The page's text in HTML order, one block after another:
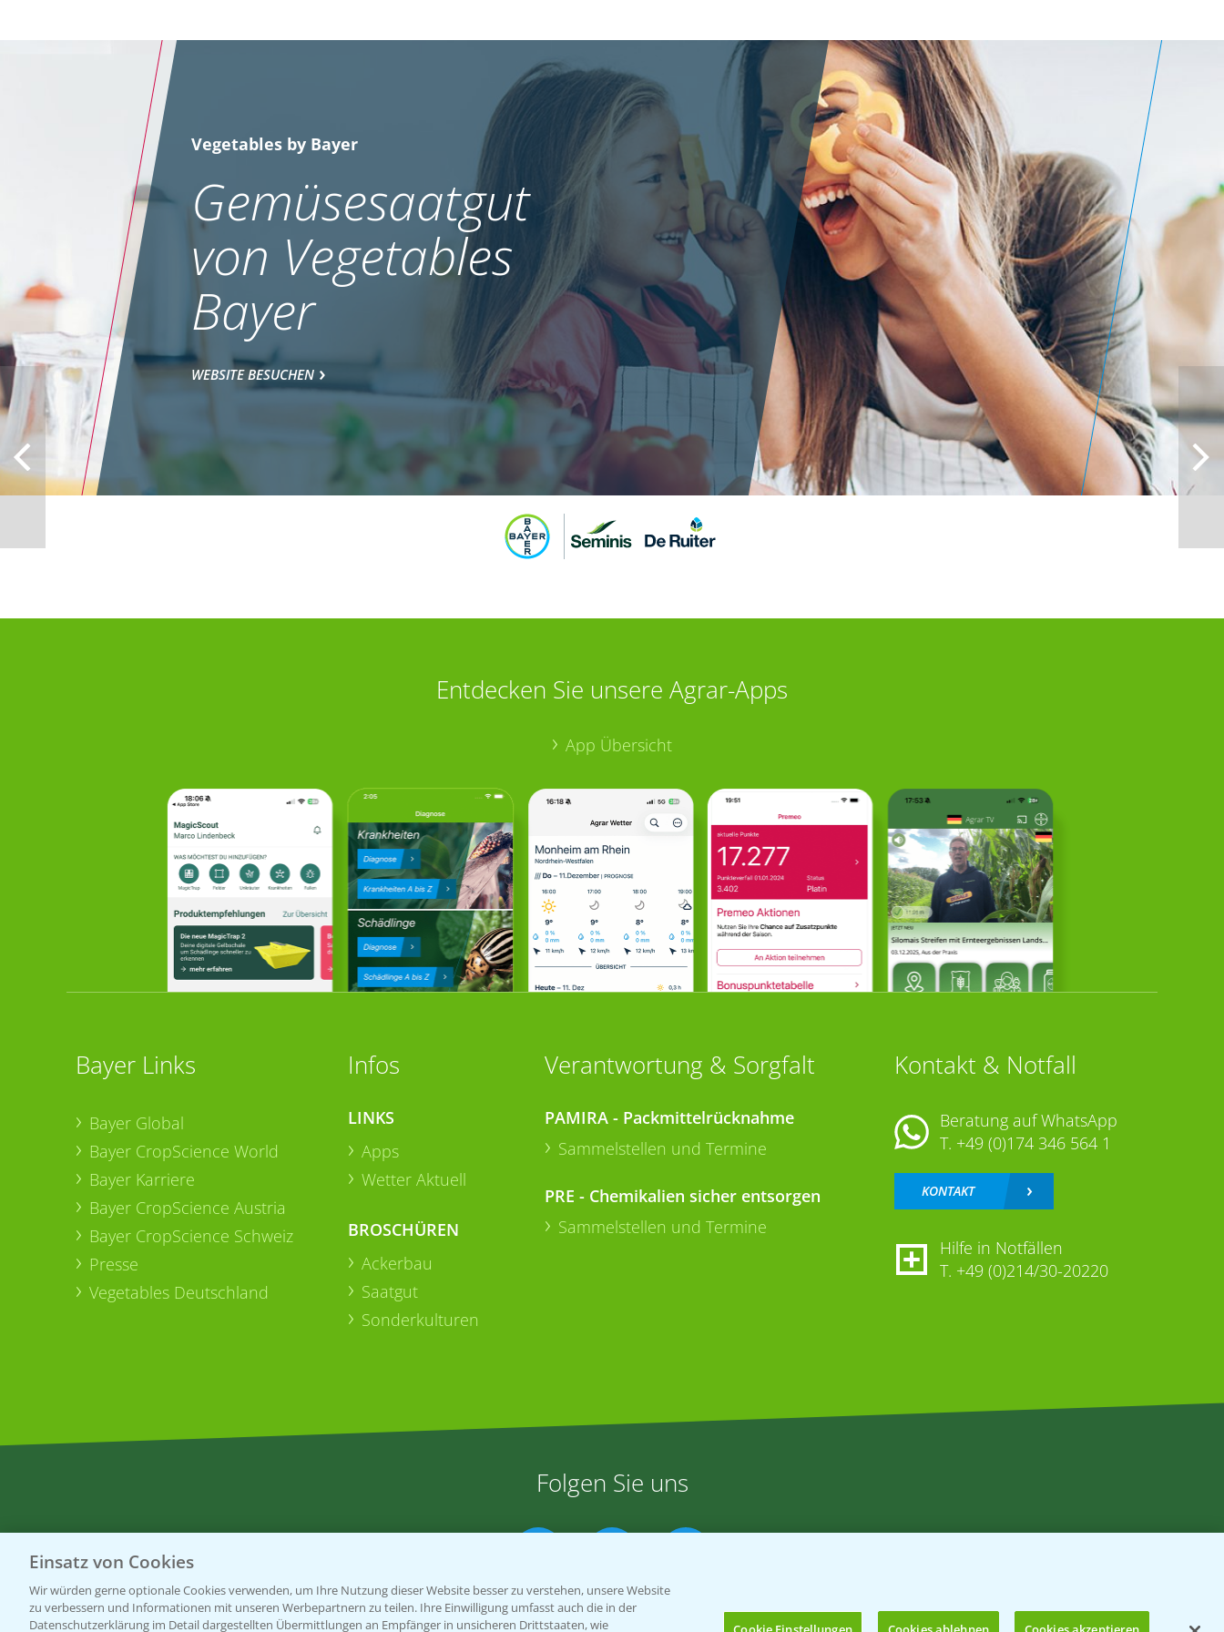
Vegetables by Bayer
Gemüsesaatgut
von Vegetables
Bayer
WEBSITE BESUCHEN
Entdecken Sie unsere Agrar-Apps
App Übersicht
Bayer Links
Bayer Global
Bayer CropScience World
Bayer Karriere
Bayer CropScience Austria
Bayer CropScience Schweiz
Presse
Vegetables Deutschland
Infos
LINKS
Apps
Wetter Aktuell
BROSCHÜREN
Ackerbau
Saatgut
Sonderkulturen
Verantwortung & Sorgfalt
PAMIRA - Packmittelrücknahme
Sammelstellen und Termine
PRE - Chemikalien sicher entsorgen
Sammelstellen und Termine
Kontakt & Notfall
Beratung auf WhatsApp
T. +49 (0)174 346 564 1
KONTAKT
Hilfe in Notfällen
T. +49 (0)214/30-20220
Folgen Sie uns
Einsatz von Cookies
Wir würden gerne optionale Cookies verwenden, um Ihre Nutzung dieser Website besser zu verstehen, unsere Website
zu verbessern und Informationen mit unseren Werbepartnern zu teilen. Ihre Einwilligung umfasst auch die in der
Datenschutzerklärung im Detail dargestellten Übermittlungen an Empfänger in unsicheren Drittstaaten, wie